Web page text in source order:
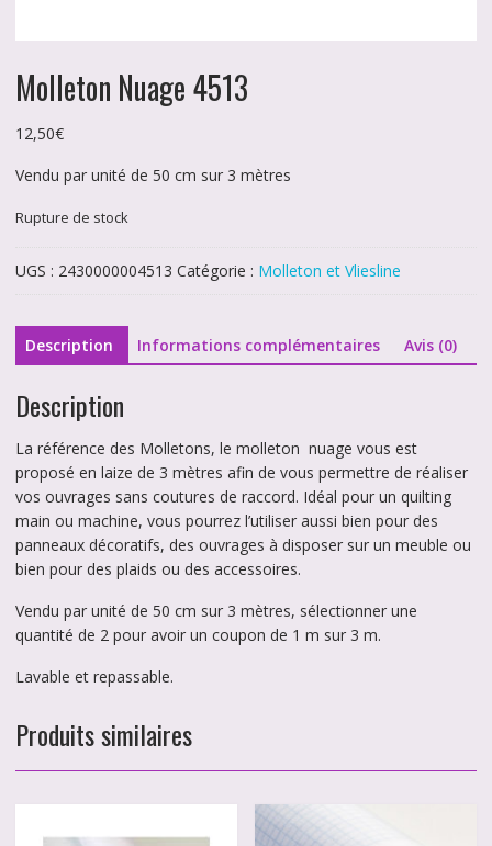
Molleton Nuage 4513
12,50€
Vendu par unité de 50 cm sur 3 mètres
Rupture de stock
UGS : 2430000004513 Catégorie : Molleton et Vliesline
Description Informations complémentaires Avis (0)
Description
La référence des Molletons, le molleton nuage vous est
proposé en laize de 3 mètres afin de vous permettre de réaliser
vos ouvrages sans coutures de raccord. Idéal pour un quilting
main ou machine, vous pourrez l’utiliser aussi bien pour des
panneaux décoratifs, des ouvrages à disposer sur un meuble ou
bien pour des plaids ou des accessoires.
Vendu par unité de 50 cm sur 3 mètres, sélectionner une
quantité de 2 pour avoir un coupon de 1 m sur 3 m.
Lavable et repassable.
Produits similaires